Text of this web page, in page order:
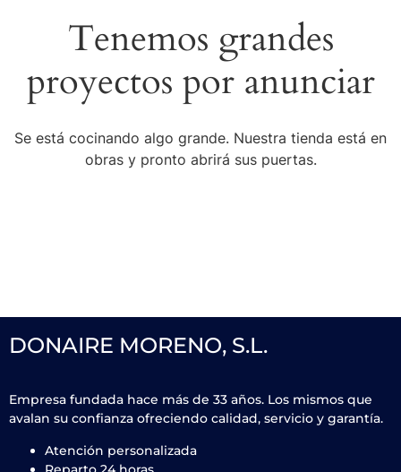
Tenemos grandes
proyectos por anunciar
Se está cocinando algo grande. Nuestra tienda está en
obras y pronto abrirá sus puertas.
DONAIRE MORENO, S.L.
Empresa fundada hace más de 33 años. Los mismos que
avalan su confianza ofreciendo calidad, servicio y garantía.
Atención personalizada